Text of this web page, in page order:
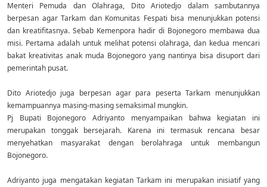
Menteri Pemuda dan Olahraga, Dito Ariotedjo dalam sambutannya
berpesan agar Tarkam dan Komunitas Fespati bisa menunjukkan potensi
dan kreatifitasnya. Sebab Kemenpora hadir di Bojonegoro membawa dua
misi. Pertama adalah untuk melihat potensi olahraga, dan kedua mencari
bakat kreativitas anak muda Bojonegoro yang nantinya bisa disuport dari
pemerintah pusat.
Dito Ariotedjo juga berpesan agar para peserta Tarkam menunjukkan
kemampuannya masing-masing semaksimal mungkin.
Pj Bupati Bojonegoro Adriyanto menyampaikan bahwa kegiatan ini
merupakan tonggak bersejarah. Karena ini termasuk rencana besar
menyehatkan masyarakat dengan berolahraga untuk membangun
Bojonegoro.
Adriyanto juga mengatakan kegiatan Tarkam ini merupakan inisiatif yang